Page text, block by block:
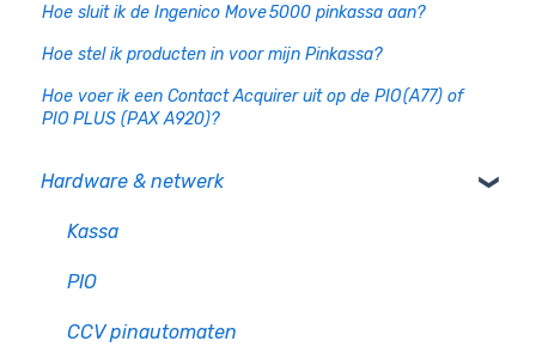
Hoe sluit ik de Ingenico Move 5000 pinkassa aan?
Hoe stel ik producten in voor mijn Pinkassa?
Hoe voer ik een Contact Acquirer uit op de PIO (A77) of
PIO PLUS (PAX A920)?
Hardware & netwerk
Kassa
PIO
CCV pinautomaten